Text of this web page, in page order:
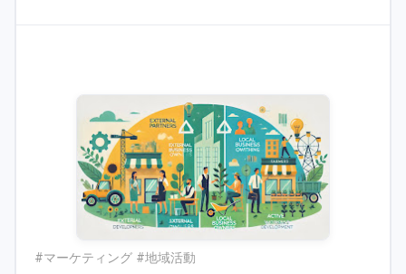
#マーケティング #地域活動